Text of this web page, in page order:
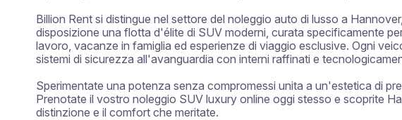
Billion Rent si distingue nel settore del noleggio auto di lusso a
disposizione una flotta d'élite di SUV moderni, curata specificamente
lavoro, vacanze in famiglia ed esperienze di viaggio esclusive. Ogni
sistemi di sicurezza all'avanguardia con interni raffinati e
Sperimentate una potenza senza compromessi unita a un'estetica di
Prenotate il vostro noleggio SUV luxury online oggi stesso e scoprite
distinzione e il comfort che meritate.